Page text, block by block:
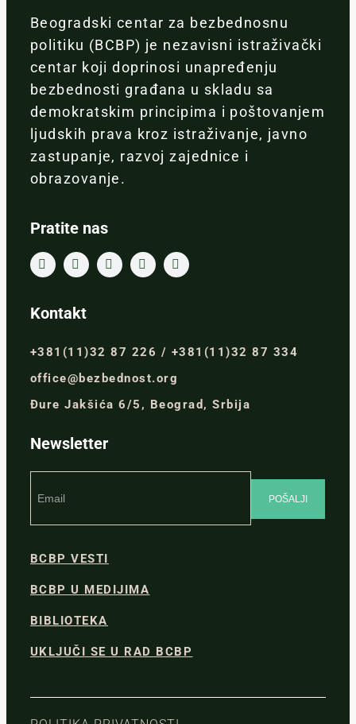
Beogradski centar za bezbednosnu
politiku (BCBP) je nezavisni istraživački
centar koji doprinosi unapređenju
bezbednosti građana u skladu sa
demokratskim principima i poštovanjem
ljudskih prava kroz istraživanje, javno
zastupanje, razvoj zajednice i
obrazovanje.
Pratite nas
Kontakt
+381(11)32 87 226 / +381(11)32 87 334
office@bezbednost.org
Đure Jakšića 6/5, Beograd, Srbija
Newsletter
BCBP VESTI
BCBP U MEDIJIMA
BIBLIOTEKA
UKLJUČI SE U RAD BCBP